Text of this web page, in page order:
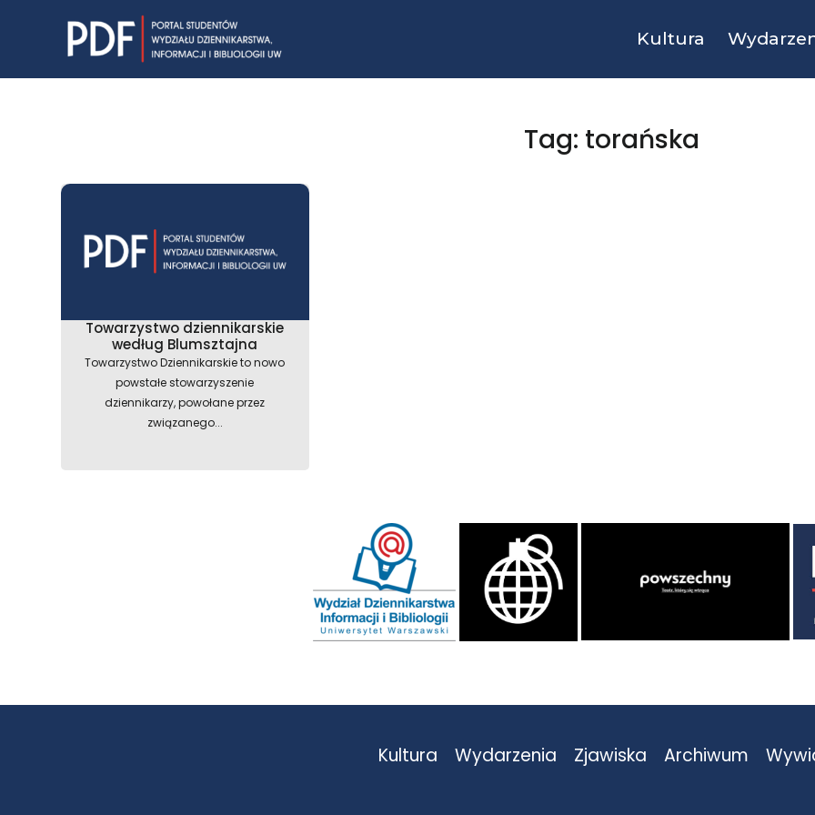
Kultura
Tag: torańska
Towarzystwo dziennikarskie
według Blumsztajna
Towarzystwo Dziennikarskie to nowo
powstałe stowarzyszenie
dziennikarzy, powołane przez
związanego...
Kultura Wydarzenia Zjawiska Archiwum